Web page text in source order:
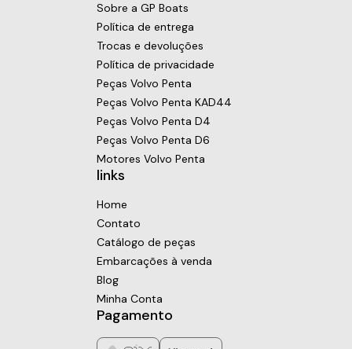
Sobre a GP Boats
Política de entrega
Trocas e devoluções
Política de privacidade
Peças Volvo Penta
Peças Volvo Penta KAD44
Peças Volvo Penta D4
Peças Volvo Penta D6
Motores Volvo Penta
links
Home
Contato
Catálogo de peças
Embarcações à venda
Blog
Minha Conta
Pagamento